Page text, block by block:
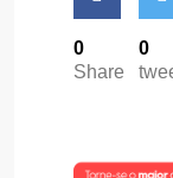
0
Share
0